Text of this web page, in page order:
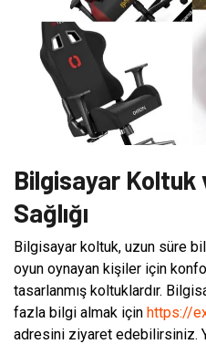
Bilgisayar Koltuk
Sağlığı
Bilgisayar koltuk, uzun süre
oyun oynayan kişiler için
tasarlanmış koltuklardır.
fazla bilgi almak için https://
adresini ziyaret edebilirsiniz.